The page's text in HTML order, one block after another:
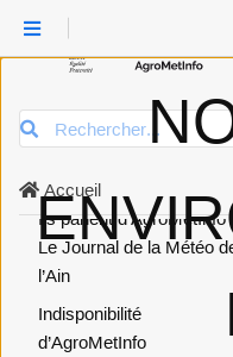
Rechercher
Accueil
Arrêt de la mise à jour des
Bonnes pratiques pour
du grand Sud-Ouest
Version 2.0.6
Ils parlent d’AgroMetInfo
Le Journal de la Météo
l’Ain
Indisponibilité
d’AgroMetInfo